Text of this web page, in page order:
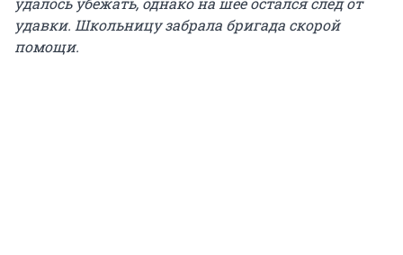
удавки. Школьницу забрала бригада скорой
помощи.